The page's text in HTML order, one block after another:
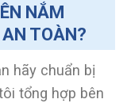
NẮM
TOÀN?
hãy chuẩn bị
tổng hợp bên